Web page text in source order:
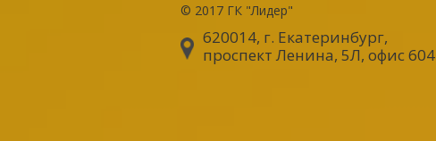
© 2017 ГК "Лидер"
620014, г. Екатеринбург,
проспект Ленина, 5Л, офис 604